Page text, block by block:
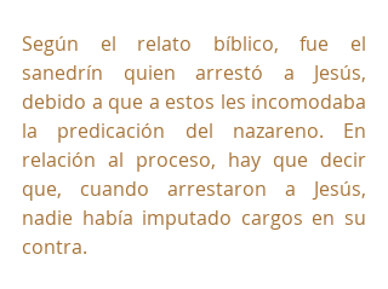
Según el relato bíblico, fue el
sanedrín quien arrestó a Jesús,
debido a que a estos les incomodaba
la predicación del nazareno. En
relación al proceso, hay que decir
que, cuando arrestaron a Jesús,
nadie había imputado cargos en su
contra.